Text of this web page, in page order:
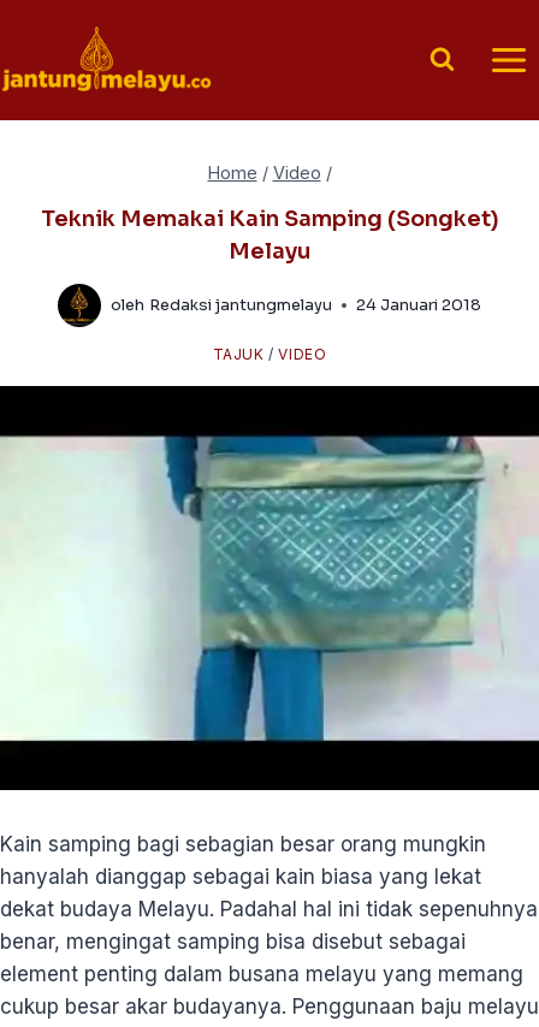
content
Home / Video /
Teknik Memakai Kain Samping (Songket)
Melayu
oleh Redaksi jantungmelayu 24 Januari 2018
TAJUK /VIDEO
Kain samping bagi sebagian besar orang mungkin
hanyalah dianggap sebagai kain biasa yang lekat
dekat budaya Melayu. Padahal hal ini tidak sepenuhnya
benar, mengingat samping bisa disebut sebagai
element penting dalam busana melayu yang memang
cukup besar akar budayanya. Penggunaan baju melayu